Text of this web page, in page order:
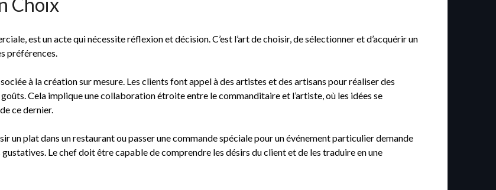
est un acte qui nécessite réflexion et décision. C’est l’art de choisir, de sélectionner et d’acquérir un
préférences.
à la création sur mesure. Les clients font appel à des artistes et des artisans pour réaliser des
Cela implique une collaboration étroite entre le commanditaire et l’artiste, où les idées se
ce dernier.
un plat dans un restaurant ou passer une commande spéciale pour un événement particulier demande
Le chef doit être capable de comprendre les désirs du client et de les traduire en une